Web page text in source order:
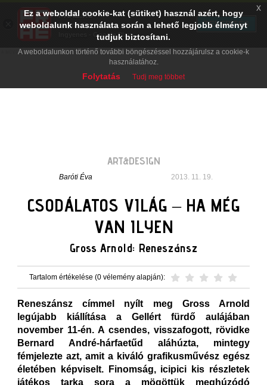
ART&DESIGN
Baróti Éva 2013. 11. 19.
CSODÁLATOS VILÁG – HA MÉG
VAN ILYEN
Gross Arnold: Reneszánsz
Tartalom értékelése (0 vélemény alapján):
Reneszánsz címmel nyílt meg Gross Arnold
legújabb kiállítása a Gellért fürdő aulájában
november 11-én. A csendes, visszafogott, rövidke
Bernard André-hárfaetűd aláhúzta, mintegy
fémjelezte azt, amit a kiváló grafikusművész egész
életében képviselt. Finomság, icipici kis részletek
játékos tarka sora a mögöttük meghúzódó
Ez a weboldal cookie-kat (sütiket) használ azért, hogy
weboldalunk használata során a lehető legjobb élményt
tudjuk biztosítani.
A weboldalunkon történő további böngészéssel hozzájárulsz a cookie-k
használatához.
Folytatás Tudj meg többet
x
PRAE.HU
Digital Evolution
Ingyenes - Google Play
TELEPÍTÉS